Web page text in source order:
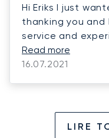
Hi Eriks I just wanted to send a quick email
thanking you
service and
time using you
Read more
16.07.2021
LIRE